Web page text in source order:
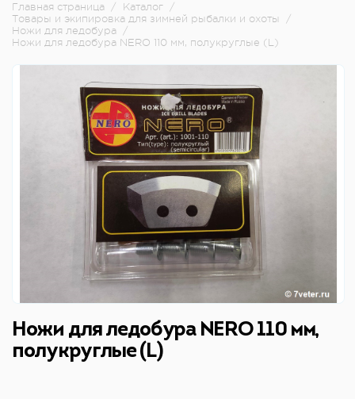
Главная страница / Каталог /
Товары и экипировка для зимней рыбалки и охоты
/
Ножи для ледобура /
Ножи для ледобура NERO 110 мм, полукруглые (L)
Ножи для ледобура NERO 110 мм,
полукруглые (L)